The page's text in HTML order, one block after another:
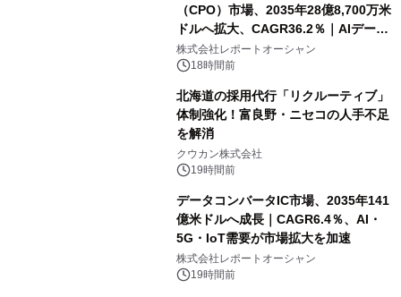
（CPO）市場、2035年28億8,700万米
ドルへ拡大、CAGR36.2％｜AIデータ
センター・高速光通信需要が成長を加
速
株式会社レポートオーシャン
18時間前
北海道の採用代行「リクルーティブ」
体制強化！富良野・ニセコの人手不足
を解消
クウカン株式会社
19時間前
データコンバータIC市場、2035年141
億米ドルへ成長｜CAGR6.4％、AI・
5G・IoT需要が市場拡大を加速
株式会社レポートオーシャン
19時間前